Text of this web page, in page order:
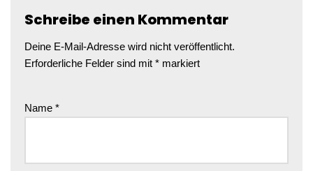
Schreibe einen Kommentar
Deine E-Mail-Adresse wird nicht veröffentlicht.
Erforderliche Felder sind mit * markiert
Name *